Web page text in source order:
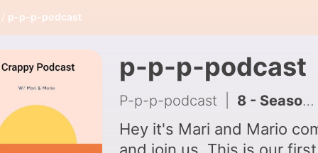
p-p-p-podcast
p-p-p-podcast
P-p-p-podcast 8 - Season 2 Preview
Hey it's Mari and Mario